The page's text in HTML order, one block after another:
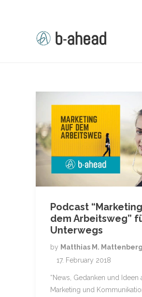
Podcast
dem Arbeitsweg”
Unterwegs
by Matthias M.
17. February 2018
“News, Gedanken und Ideen
Marketing und